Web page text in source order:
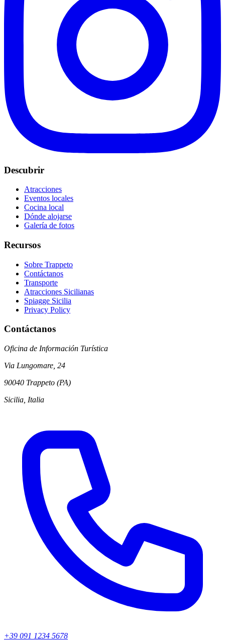
Descubrir
Atracciones
Eventos locales
Cocina local
Dónde alojarse
Galería de fotos
Recursos
Sobre Trappeto
Contáctanos
Transporte
Atracciones Sicilianas
Spiagge Sicilia
Privacy Policy
Contáctanos
Oficina de Información Turística
Via Lungomare, 24
90040 Trappeto (PA)
Sicilia, Italia
+39 091 1234 5678